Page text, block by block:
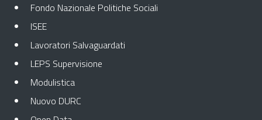
Fondo Nazionale Politiche Sociali
ISEE
Lavoratori Salvaguardati
LEPS Supervisione
Modulistica
Nuovo DURC